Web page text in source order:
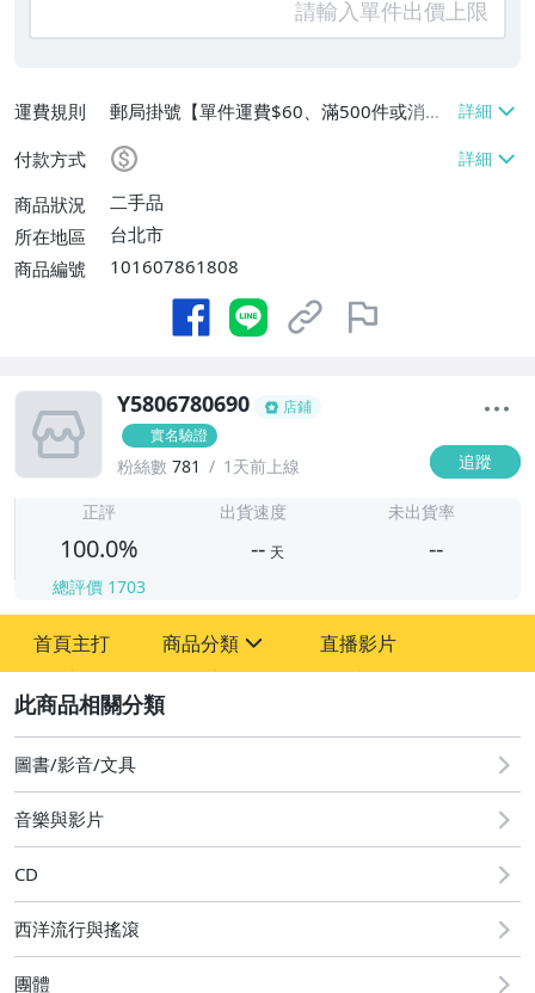
運費規則
郵局掛號【單件運費$60、滿500件或消費
滿$20000免運費】
付款方式
商品狀況
二手品
所在地區
台北市
商品編號
101607861808
Y5806780690
店鋪
實名驗證
粉絲數 781 1天前上線 追蹤
正評
100.0%
總評價 1703
出貨速度
-- 天
未出貨率
--
首頁主打 商品分類
其它
直播影片
圖書/影音/文具
音樂與影片
CD
西洋流行與搖滾
團體